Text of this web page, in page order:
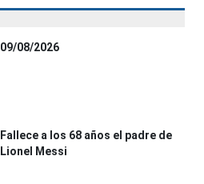
09/08/2026
Fallece a los 68 años el padre de
Lionel Messi